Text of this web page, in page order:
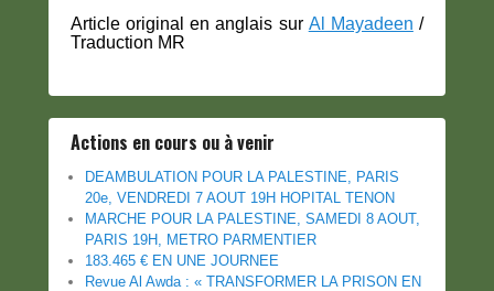
Article original en anglais sur Al Mayadeen /
Traduction MR
Actions en cours ou à venir
DEAMBULATION POUR LA PALESTINE, PARIS
20e, VENDREDI 7 AOUT 19H HOPITAL TENON
MARCHE POUR LA PALESTINE, SAMEDI 8 AOUT,
PARIS 19H, METRO PARMENTIER
183.465 € EN UNE JOURNEE
Revue Al Awda : « TRANSFORMER LA PRISON EN